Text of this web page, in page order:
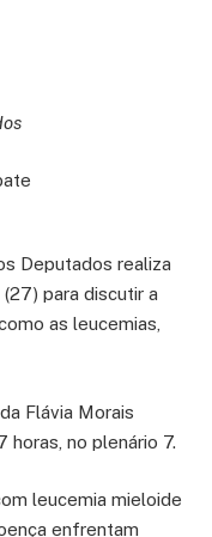
Deputados realiza
para discutir a
as leucemias,
Flávia Morais
horas, no plenário 7.
leucemia mieloide
enfrentam